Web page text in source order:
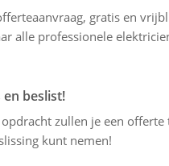
gratis en
alle professionele
beslist!
zullen je een offerte
kunt nemen!